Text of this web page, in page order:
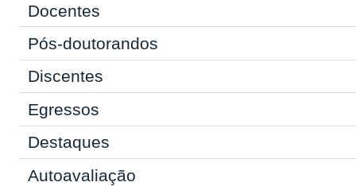
Docentes
Pós-doutorandos
Discentes
Egressos
Destaques
Autoavaliação